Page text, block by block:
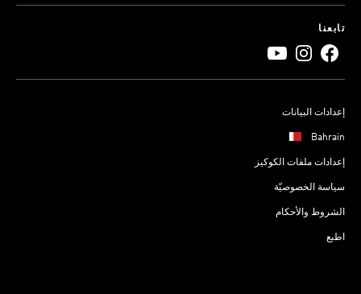
تابعنا
إعدادات البيانات
Bahrain
إعدادات ملفات الكوكيز
سياسة الخصوصيّة
الشروط والأحكام
اطبع